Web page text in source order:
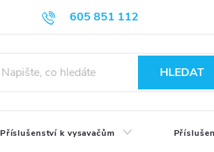
605 851 112
HLEDAT
Příslušenství k vysavačům